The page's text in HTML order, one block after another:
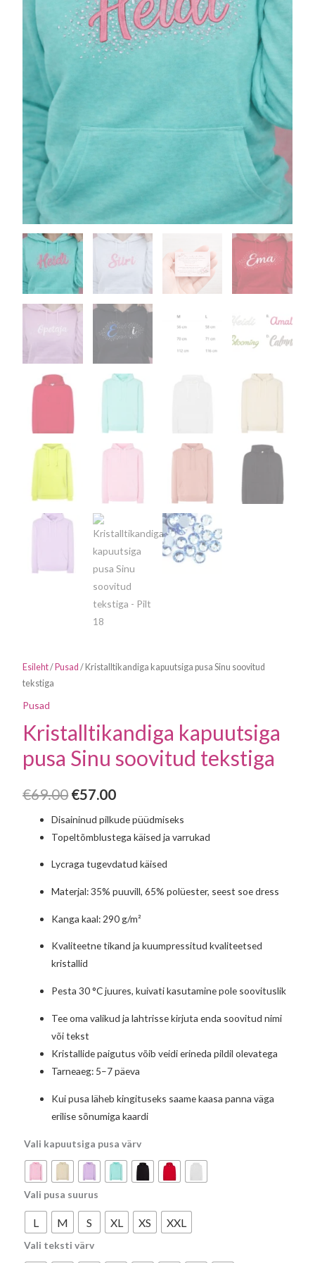
Esileht/ Pusad / Kristalltikandiga kapuutsiga pusa Sinu soovitud
tekstiga
Pusad
Kristalltikandiga kapuutsiga
pusa Sinu soovitud tekstiga
€69.00€57.00
Disaininud pilkude püüdmiseks
Topeltõmblustega käised ja varrukad
Lycraga tugevdatud käised
Materjal: 35% puuvill, 65% polüester, seest soe dress
Kanga kaal: 290 g/m²
Kvaliteetne tikand ja kuumpressitud kvaliteetsed
kristallid
Pesta 30 °C juures, kuivati kasutamine pole soovituslik
Tee oma valikud ja lahtrisse kirjuta enda soovitud nimi
või tekst
Kristallide paigutus võib veidi erineda pildil olevatega
Tarneaeg: 5–7 päeva
Kui pusa läheb kingituseks saame kaasa panna väga
erilise sõnumiga kaardi
Vali kapuutsiga pusa värv
Vali pusa suurus
L M S XL XS XXL
Vali teksti värv